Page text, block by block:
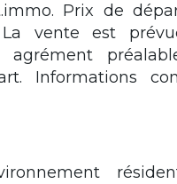
Prix de
vente est
Informations